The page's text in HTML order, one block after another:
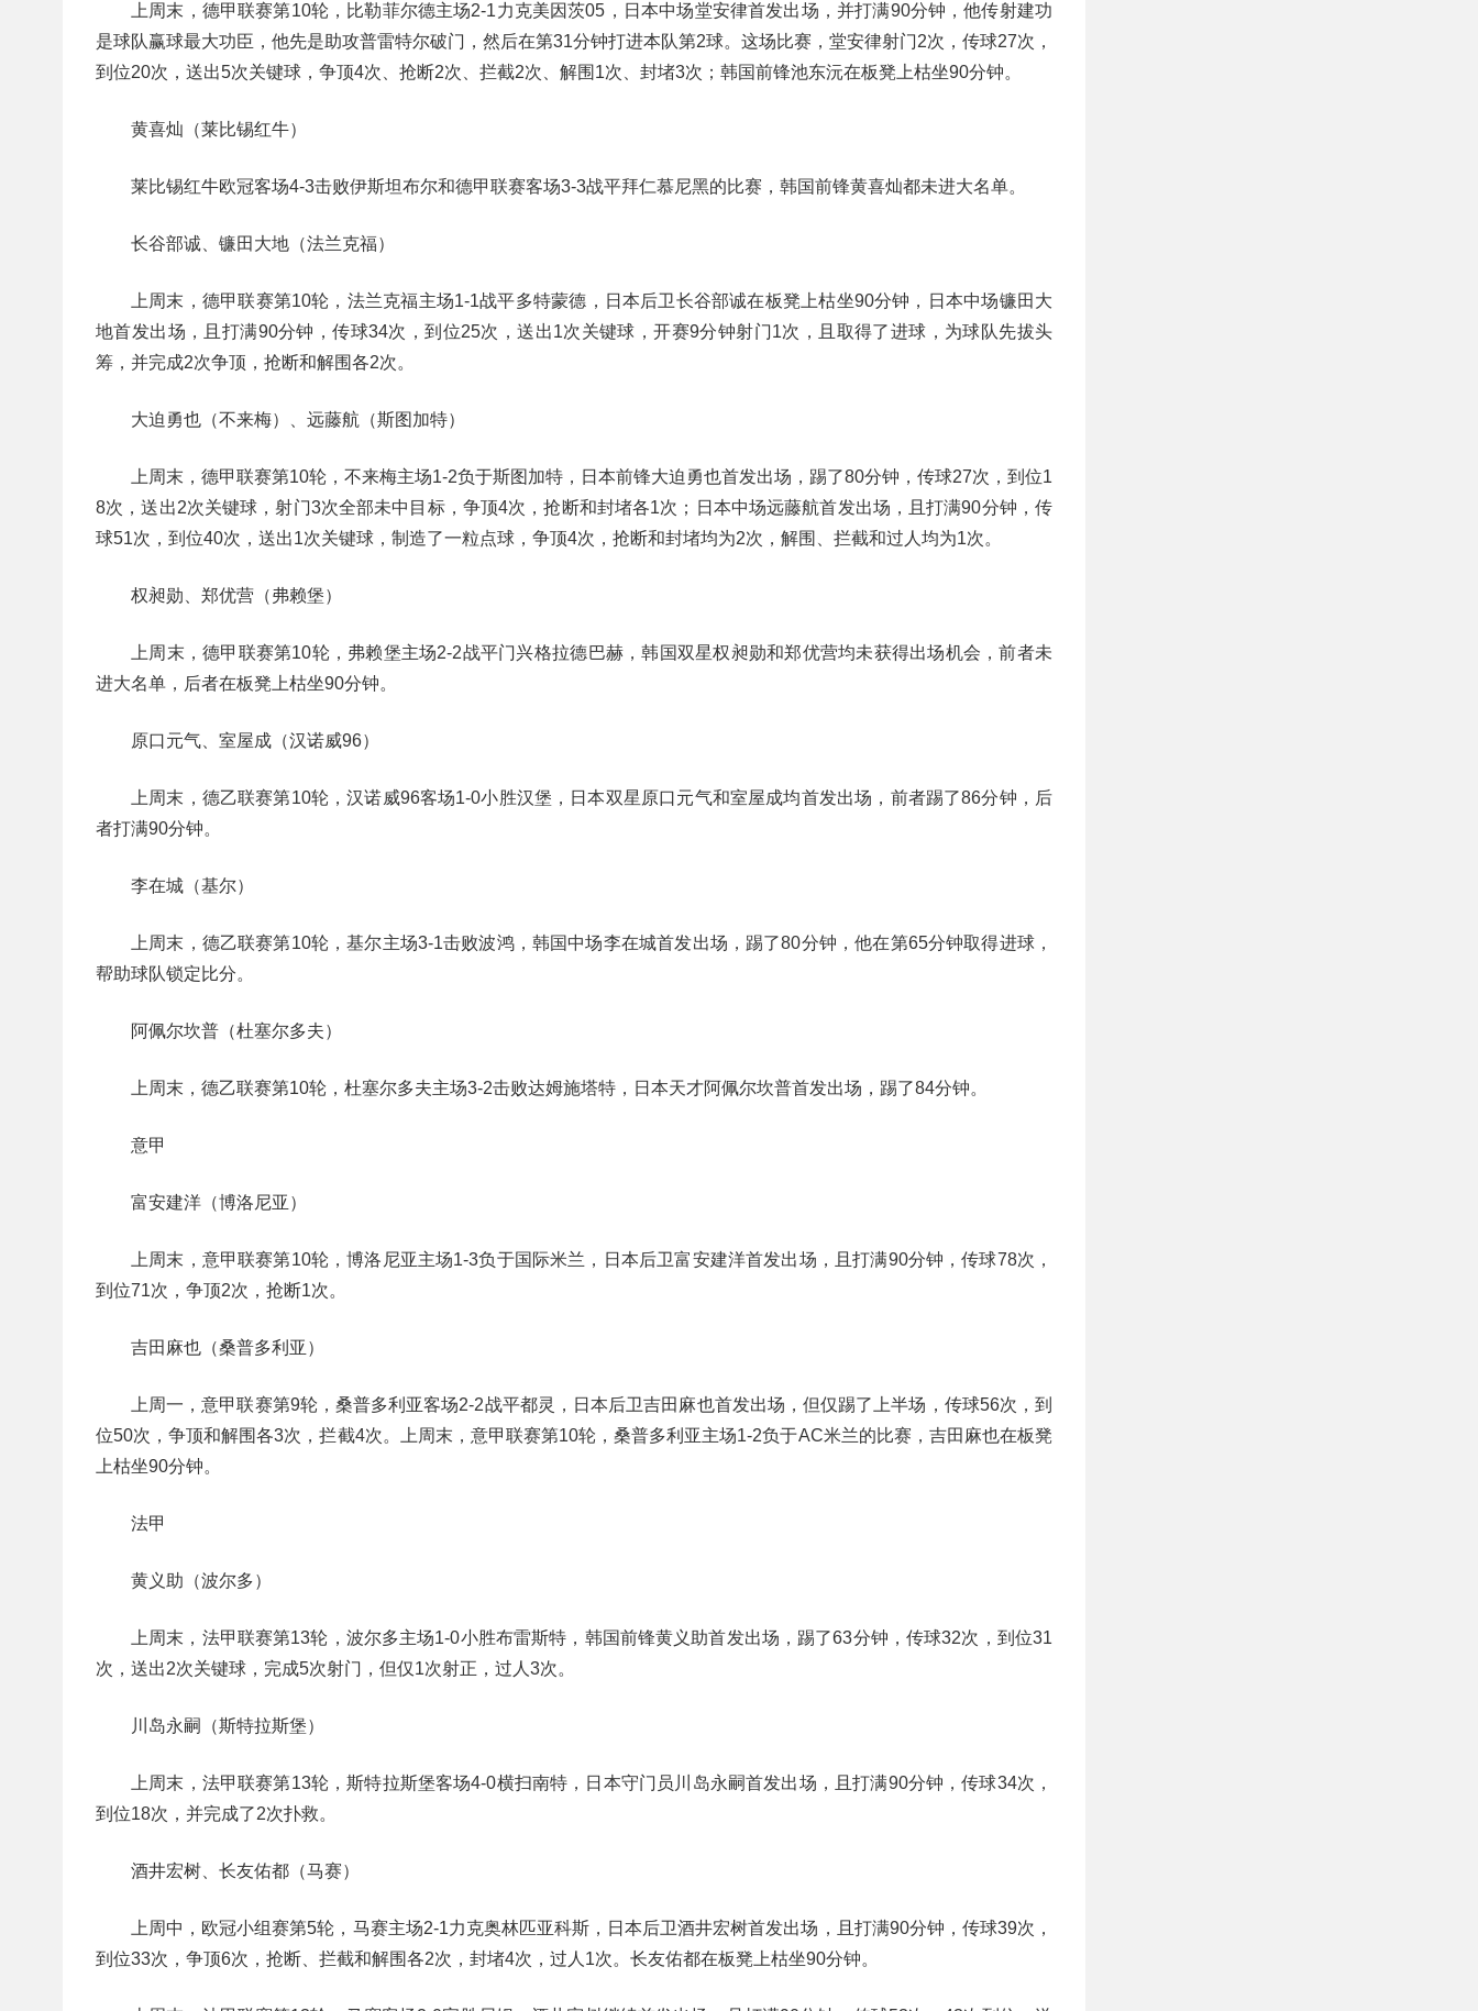
上周末，德甲联赛第10轮，比勒菲尔德主场2-1力克美因茨05，日本中场堂安律首发出场，并打满90分钟，他传射建功
是球队赢球最大功臣，他先是助攻普雷特尔破门，然后在第31分钟打进本队第2球。这场比赛，堂安律射门2次，传球27次，
到位20次，送出5次关键球，争顶4次、抢断2次、拦截2次、解围1次、封堵3次；韩国前锋池东沅在板凳上枯坐90分钟。
黄喜灿（莱比锡红牛）
莱比锡红牛欧冠客场4-3击败伊斯坦布尔和德甲联赛客场3-3战平拜仁慕尼黑的比赛，韩国前锋黄喜灿都未进大名单。
长谷部诚、镰田大地（法兰克福）
上周末，德甲联赛第10轮，法兰克福主场1-1战平多特蒙德，日本后卫长谷部诚在板凳上枯坐90分钟，日本中场镰田大
地首发出场，且打满90分钟，传球34次，到位25次，送出1次关键球，开赛9分钟射门1次，且取得了进球，为球队先拔头
筹，并完成2次争顶，抢断和解围各2次。
大迫勇也（不来梅）、远藤航（斯图加特）
上周末，德甲联赛第10轮，不来梅主场1-2负于斯图加特，日本前锋大迫勇也首发出场，踢了80分钟，传球27次，到位1
8次，送出2次关键球，射门3次全部未中目标，争顶4次，抢断和封堵各1次；日本中场远藤航首发出场，且打满90分钟，传
球51次，到位40次，送出1次关键球，制造了一粒点球，争顶4次，抢断和封堵均为2次，解围、拦截和过人均为1次。
权昶勋、郑优营（弗赖堡）
上周末，德甲联赛第10轮，弗赖堡主场2-2战平门兴格拉德巴赫，韩国双星权昶勋和郑优营均未获得出场机会，前者未
进大名单，后者在板凳上枯坐90分钟。
原口元气、室屋成（汉诺威96）
上周末，德乙联赛第10轮，汉诺威96客场1-0小胜汉堡，日本双星原口元气和室屋成均首发出场，前者踢了86分钟，后
者打满90分钟。
李在城（基尔）
上周末，德乙联赛第10轮，基尔主场3-1击败波鸿，韩国中场李在城首发出场，踢了80分钟，他在第65分钟取得进球，
帮助球队锁定比分。
阿佩尔坎普（杜塞尔多夫）
上周末，德乙联赛第10轮，杜塞尔多夫主场3-2击败达姆施塔特，日本天才阿佩尔坎普首发出场，踢了84分钟。
意甲
富安建洋（博洛尼亚）
上周末，意甲联赛第10轮，博洛尼亚主场1-3负于国际米兰，日本后卫富安建洋首发出场，且打满90分钟，传球78次，
到位71次，争顶2次，抢断1次。
吉田麻也（桑普多利亚）
上周一，意甲联赛第9轮，桑普多利亚客场2-2战平都灵，日本后卫吉田麻也首发出场，但仅踢了上半场，传球56次，到
位50次，争顶和解围各3次，拦截4次。上周末，意甲联赛第10轮，桑普多利亚主场1-2负于AC米兰的比赛，吉田麻也在板凳
上枯坐90分钟。
法甲
黄义助（波尔多）
上周末，法甲联赛第13轮，波尔多主场1-0小胜布雷斯特，韩国前锋黄义助首发出场，踢了63分钟，传球32次，到位31
次，送出2次关键球，完成5次射门，但仅1次射正，过人3次。
川岛永嗣（斯特拉斯堡）
上周末，法甲联赛第13轮，斯特拉斯堡客场4-0横扫南特，日本守门员川岛永嗣首发出场，且打满90分钟，传球34次，
到位18次，并完成了2次扑救。
酒井宏树、长友佑都（马赛）
上周中，欧冠小组赛第5轮，马赛主场2-1力克奥林匹亚科斯，日本后卫酒井宏树首发出场，且打满90分钟，传球39次，
到位33次，争顶6次，抢断、拦截和解围各2次，封堵4次，过人1次。长友佑都在板凳上枯坐90分钟。